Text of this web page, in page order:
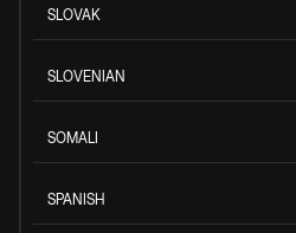
SLOVAK
SLOVENIAN
SOMALI
SPANISH